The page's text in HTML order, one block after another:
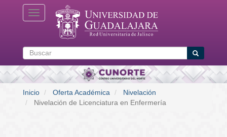
Toggle navigation
Buscar Buscar
Inicio Oferta Académica
Nivelación
Nivelación de Licenciatura en Enfermería